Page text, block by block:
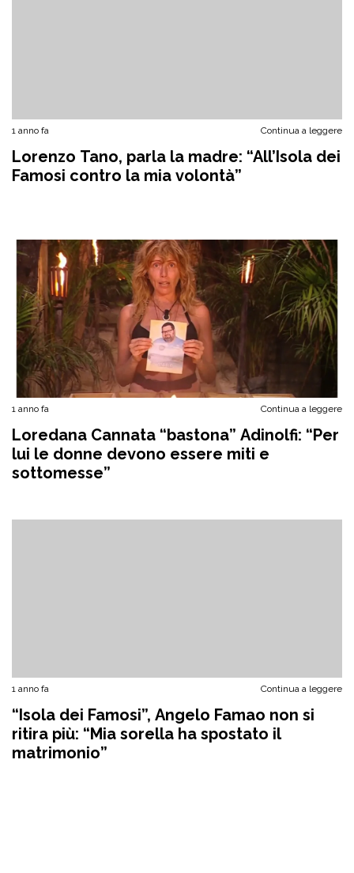
1 anno fa Continua a leggere
Lorenzo Tano, parla la madre: “All’Isola dei
Famosi contro la mia volontà”
1 anno fa Continua a leggere
Loredana Cannata “bastona” Adinolfi: “Per
lui le donne devono essere miti e
sottomesse”
1 anno fa Continua a leggere
“Isola dei Famosi”, Angelo Famao non si
ritira più: “Mia sorella ha spostato il
matrimonio”